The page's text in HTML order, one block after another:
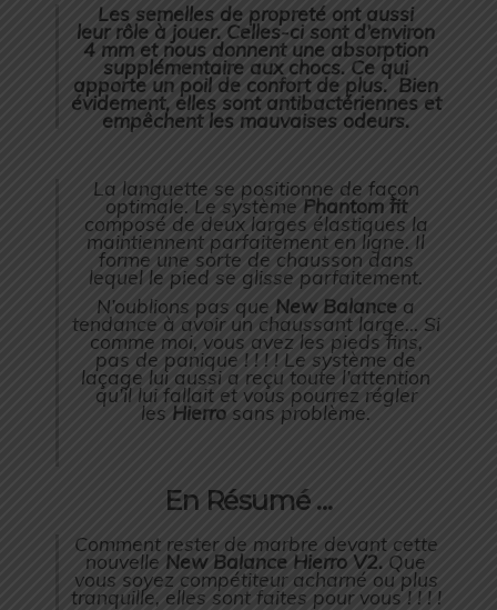
Les semelles de propreté ont aussi
leur rôle à jouer. Celles-ci sont d’environ
4 mm et nous donnent une absorption
supplémentaire aux chocs. Ce qui
apporte un poil de confort de plus. Bien
évidement, elles sont antibactériennes et
empêchent les mauvaises odeurs.
La languette se positionne de façon
optimale. Le système Phantom fit
composé de deux larges élastiques la
maintiennent parfaitement en ligne. Il
forme une sorte de chausson dans
lequel le pied se glisse parfaitement.
N’oublions pas que New Balance a
tendance à avoir un chaussant large… Si
comme moi, vous avez les pieds fins,
pas de panique ! ! ! ! Le système de
laçage lui aussi a reçu toute l’attention
qu’il lui fallait et vous pourrez régler
les Hierro sans problème.
En Résumé …
Comment rester de marbre devant cette
nouvelle New Balance Hierro V2. Que
vous soyez compétiteur acharné ou plus
tranquille, elles sont faites pour vous ! ! ! !